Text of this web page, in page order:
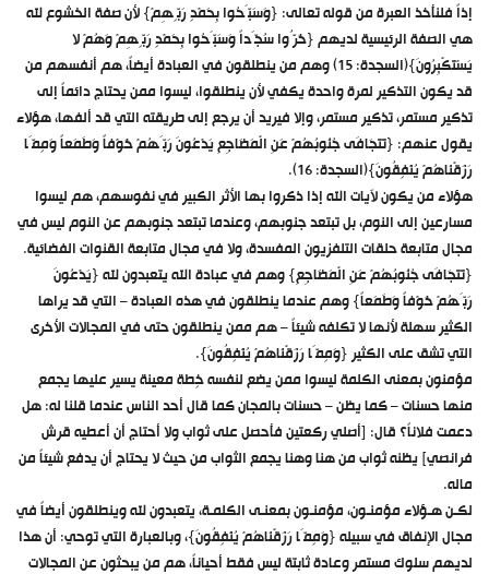
إذاً فلنأخذ العبرة من قوله تعالى: {وَسَبَّحُوا بِحَمْدِ رَبِّهِمْ} لأن صفة الخشوع لله
هي الصفة الرئيسية لديهم {خَرُّوا سُجَّداً وَسَبَّحُوا بِحَمْدِ رَبِّهِمْ وَهُمْ لا
يَسْتَكْبِرُونَ}(السجدة: 15) وهم من ينطلقون في العبادة أيضاً، هم أنفسهم من
قد يكون التذكير لمرة واحدة يكفي لأن ينطلقوا، ليسوا ممن يحتاج دائماً إلى
تذكير مستمر، تذكير مستمر، وإلا فيريد أن يرجع إلى طريقته التي قد ألفها، هؤلاء
يقول عنهم: {تَتَجَافَى جُنُوبُهُمْ عَنِ الْمَضَاجِعِ يَدْعُونَ رَبَّهُمْ خَوْفاً وَطَمَعاً وَمِمَّا
رَزَقْنَاهُمْ يُنْفِقُونَ}(السجدة: 16).
هؤلاء من يكون لآيات الله إذا ذكروا بها الأثر الكبير في نفوسهم، هم ليسوا
مسارعين إلى النوم، بل تبتعد جنوبهم، وعندما تبتعد جنوبهم عن النوم ليس في
مجال متابعة حلقات التلفزيون المفسدة، ولا في مجال متابعة القنوات الفضائية.
{تَتَجَافَى جُنُوبُهُمْ عَنِ الْمَضَاجِعِ} وهم في عبادة الله يتعبدون لله {يَدْعُونَ
رَبَّهُمْ خَوْفاً وَطَمَعاً} وهم عندما ينطلقون في هذه العبادة – التي قد يراها
الكثير سهلة لأنها لا تكلفه شيئاً – هم ممن ينطلقون حتى في المجالات الأخرى
التي تشق على الكثير {وَمِمَّا رَزَقْنَاهُمْ يُنْفِقُونَ}.
مؤمنون بمعنى الكلمة ليسوا ممن يضع لنفسه خِطة معينة يسير عليها يجمع
منها حسنات – كما يظن – حسنات بالمجان كما قال أحد الناس عندما قلنا له: هل
دعمت فلاناً؟ قال: [أصلي ركعتين فأحصل على ثواب ولا أحتاج أن أعطيه قرش
فرانصي] يظنه ثواب من هنا وهنا يجمع الثواب من حيث لا يحتاج أن يدفع شيئاً من
ماله.
لكـن هـؤلاء مؤمنـون، مؤمنـون بمعنـى الكلمـة، يتعبدون لله وينطلقون أيضاً في
مجال الإنفاق في سبيله {وَمِمَّا رَزَقْنَاهُمْ يُنْفِقُونَ}، وبالعبارة التي توحي: أن هذا
لديهم سلوك مستمر وعادة ثابتة ليس فقط أحياناً، هم من يبحثون عن المجالات